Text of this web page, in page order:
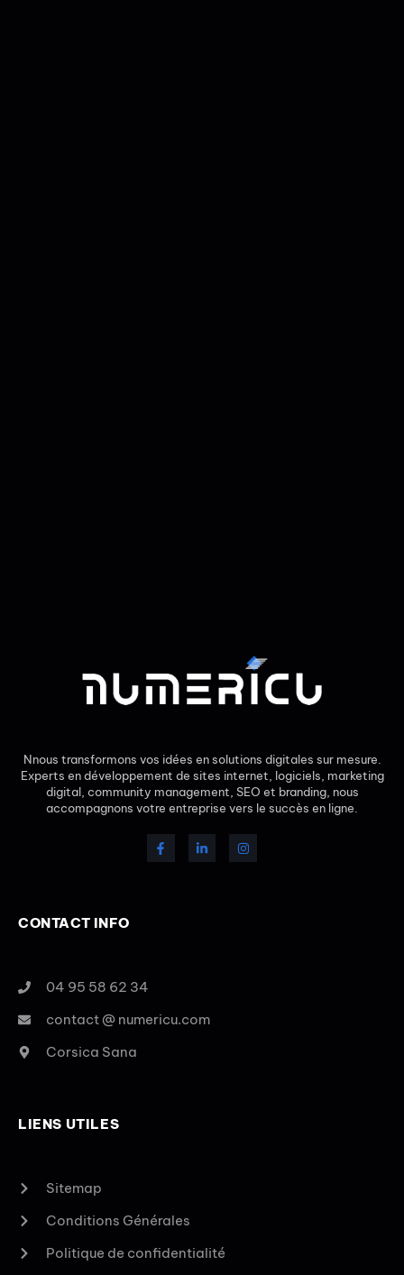
Nnous transformons vos idées en solutions digitales sur mesure.
Experts en développement de sites internet, logiciels, marketing
digital, community management, SEO et branding, nous
accompagnons votre entreprise vers le succès en ligne.
CONTACT INFO
04 95 58 62 34
contact @ numericu.com
Corsica Sana
LIENS UTILES
Sitemap
Conditions Générales
Politique de confidentialité